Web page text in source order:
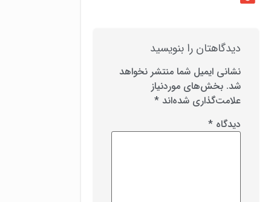
دیدگاهتان را بنویسید
نشانی ایمیل شما منتشر نخواهد
شد. بخش‌های موردنیاز
علامت‌گذاری شده‌اند *
دیدگاه *